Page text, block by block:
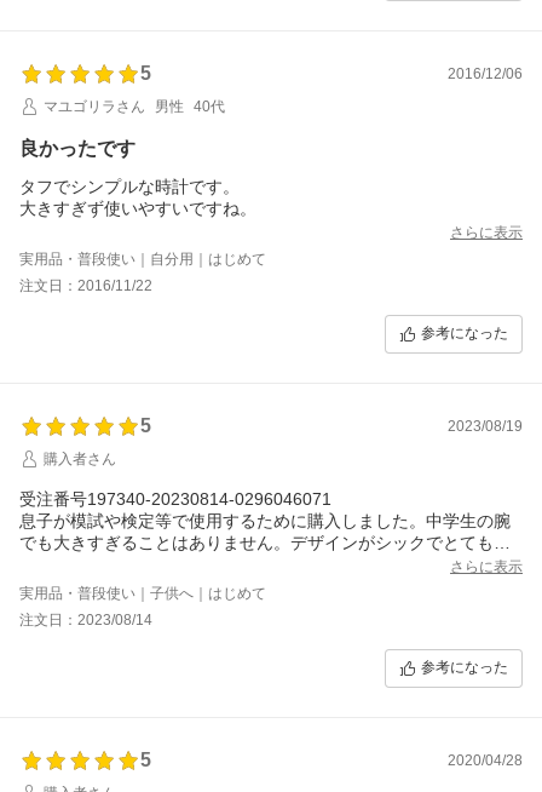
5
2016/12/06
マユゴリラさん
男性 40代
良かったです
タフでシンプルな時計です。
大きすぎず使いやすいですね。
さらに表示
実用品・普段使い｜自分用｜はじめて
注文日：2016/11/22
参考になった
5
2023/08/19
購入者さん
受注番号197340-20230814-0296046071
息子が模試や検定等で使用するために購入しました。中学生の腕
でも大きすぎることはありません。デザインがシックでとても素
夜は少し見にくいかもしれませんが、総合的に大変満足していま
さらに表示
実用品・普段使い｜子供へ｜はじめて
注文日：2023/08/14
参考になった
5
2020/04/28